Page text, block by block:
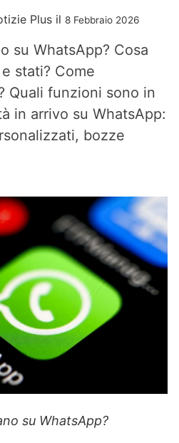
Plus il 8 Febbraio 2026
su WhatsApp? Cosa
stati? Come
Quali funzioni sono in
in arrivo su WhatsApp:
bozze
su WhatsApp?